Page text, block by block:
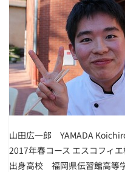
山田広一郎 YAMADA
2017年春コース エスコフィ
出身高校 福岡県伝習館高等